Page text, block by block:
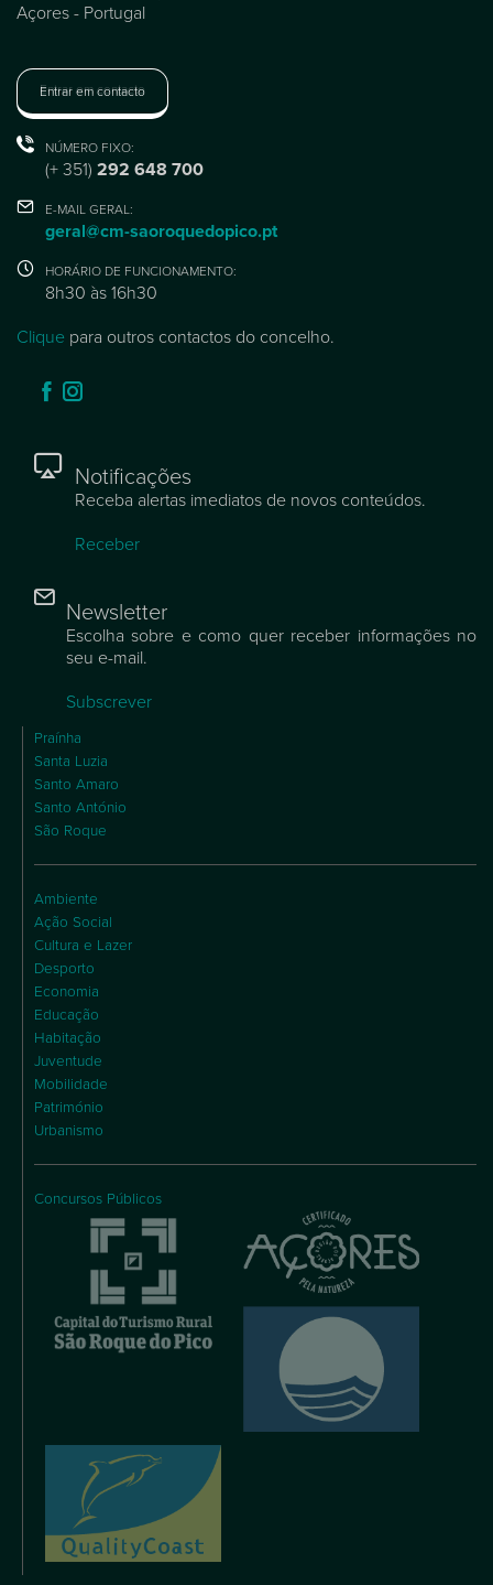
Açores - Portugal
Entrar em contacto
NÚMERO FIXO:
(+ 351) 292 648 700
E-MAIL GERAL:
geral@cm-saoroquedopico.pt
HORÁRIO DE FUNCIONAMENTO:
8h30 às 16h30
Clique para outros contactos do concelho.
Notificações
Receba alertas imediatos de novos conteúdos.
Receber
Newsletter
Escolha sobre e como quer receber informações no
seu e-mail.
Subscrever
Praínha
Santa Luzia
Santo Amaro
Santo António
São Roque
Ambiente
Ação Social
Cultura e Lazer
Desporto
Economia
Educação
Habitação
Juventude
Mobilidade
Património
Urbanismo
Concursos Públicos